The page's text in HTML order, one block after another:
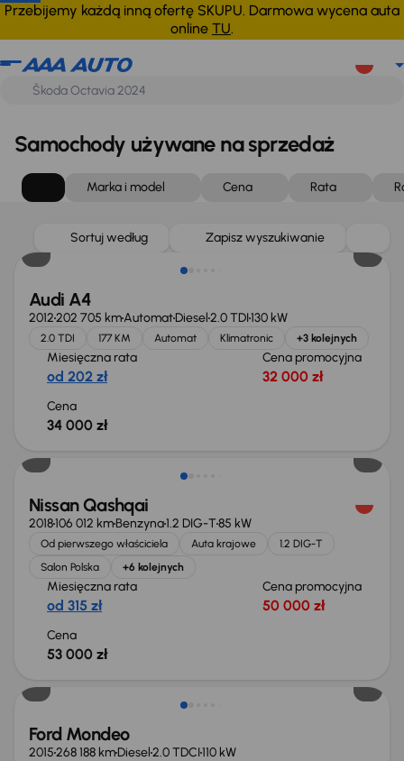
Przebijemy każdą inną ofertę SKUPU. Darmowa wycena auta
online TU.
Samochody używane na sprzedaż
Marka i model Cena Rata
Sortuj według Zapisz wyszukiwanie
Audi A4
2012202 705 kmAutomatDiesel2.0 TDI130 kW
2.0 TDI 177 KM Automat Klimatronic +3 kolejnych
Miesięczna rata
od 202 zł
Cena promocyjna
32 000 zł
Cena
34 000 zł
Nissan Qashqai
2018106 012 kmBenzyna1.2 DIG-T85 kW
Od pierwszego właściciela Auta krajowe
1.2 DIG-T
Salon Polska
+6 kolejnych
Miesięczna rata
od 315 zł
Cena promocyjna
50 000 zł
Cena
53 000 zł
Taniej o 1 000 zł
Ford Mondeo
2015268 188 kmDiesel2.0 TDCI110 kW